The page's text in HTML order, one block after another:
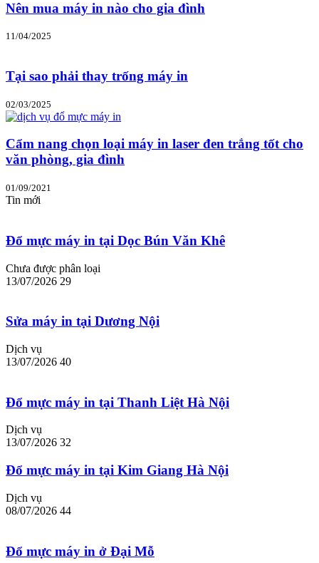
Nên mua máy in nào cho gia đình
11/04/2025
Tại sao phải thay trống máy in
02/03/2025
Cẩm nang chọn loại máy in laser đen trắng tốt cho
văn phòng, gia đình
01/09/2021
Tin mới
Đổ mực máy in tại Dọc Bún Văn Khê
Chưa được phân loại
13/07/2026 29
Sửa máy in tại Dương Nội
Dịch vụ
13/07/2026 40
Đổ mực máy in tại Thanh Liệt Hà Nội
Dịch vụ
13/07/2026 32
Đổ mực máy in tại Kim Giang Hà Nội
Dịch vụ
08/07/2026 44
Đổ mực máy in ở Đại Mỗ